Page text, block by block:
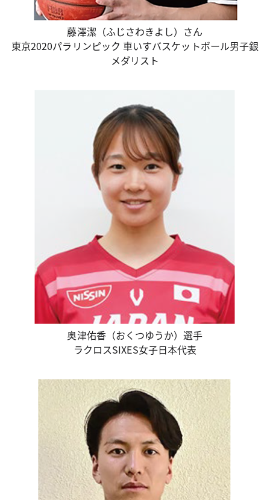
藤澤潔（ふじさわきよし）さん
東京2020パラリンピック 車いすバスケットボール男子銀
メダリスト
奥津佑香（おくつゆうか）選手
ラクロスSIXES女子日本代表